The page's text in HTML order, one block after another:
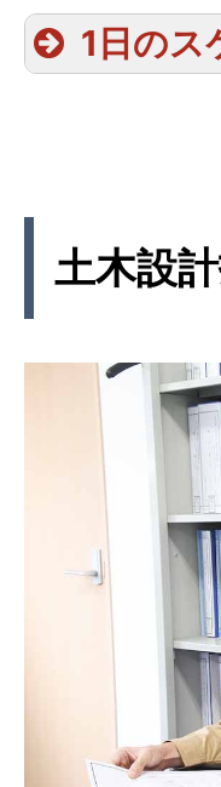
1日のス
08:30〜
12:00〜
13:00〜
土木設